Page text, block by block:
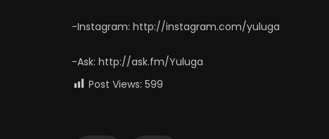
-Instagram: http://instagram.com/yuluga
-Ask: http://ask.fm/Yuluga
Post Views: 599